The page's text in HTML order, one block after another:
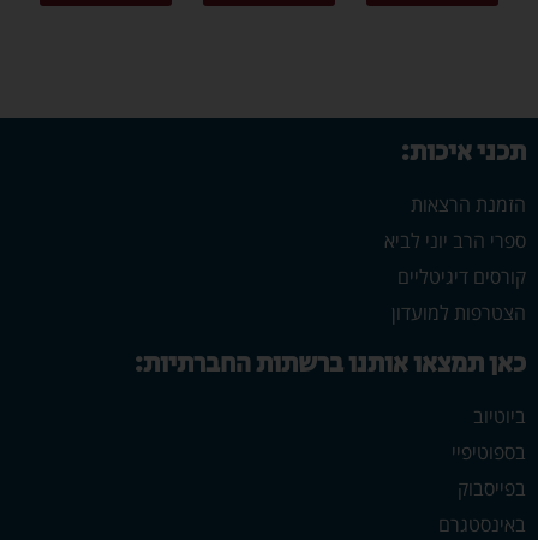
תכני איכות:
הזמנת הרצאות
ספרי הרב יוני לביא
קורסים דיגיטליים
הצטרפות למועדון
כאן תמצאו אותנו ברשתות החברתיות:
ביוטיוב
בספוטיפיי
בפייסבוק
באינסטגרם